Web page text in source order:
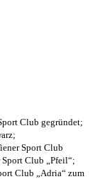
Club gegründet;
Sport Club
Club „Pfeil“;
Club „Adria“ zum